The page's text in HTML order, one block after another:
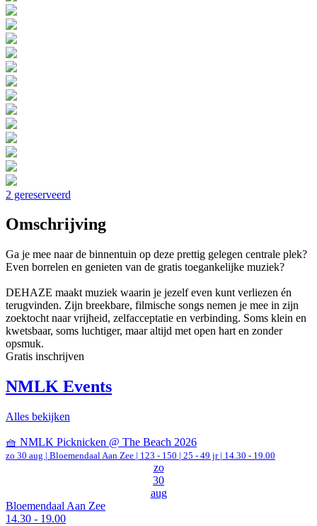
2 gereserveerd
Omschrijving
Ga je mee naar de binnentuin op deze prettig gelegen centrale plek?
Even borrelen en genieten van de gratis toegankelijke muziek?
DEHAZE maakt muziek waarin je jezelf even kunt verliezen én
terugvinden. Zijn breekbare, filmische songs nemen je mee in zijn
zoektocht naar vrijheid, zelfacceptatie en verbinding. Soms klein en
kwetsbaar, soms luchtiger, maar altijd met open hart en zonder
opsmuk.
Gratis inschrijven
NMLK Events
Alles bekijken
🧺 NMLK Picknicken @ The Beach 2026
zo 30 aug | Bloemendaal Aan Zee | 123 - 150 | 25 - 49 jr | 14.30 - 19.00
zo
30
aug
Bloemendaal Aan Zee
14.30 - 19.00